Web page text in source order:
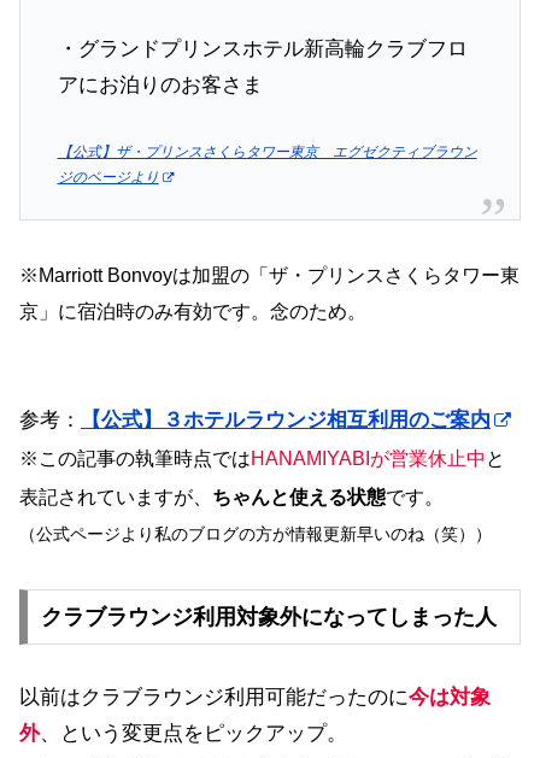
・グランドプリンスホテル新高輪クラブフロ
アにお泊りのお客さま
【公式】ザ・プリンスさくらタワー東京 エグゼクティブラウン
ジのページより
※Marriott Bonvoyは加盟の「ザ・プリンスさくらタワー東
京」に宿泊時のみ有効です。念のため。
参考： 【公式】３ホテルラウンジ相互利用のご案内
※この記事の執筆時点ではHANAMIYABIが営業休止中 と
表記されていますが、 ちゃんと使える状態です。
（公式ページより私のブログの方が情報更新早いのね（笑））
クラブラウンジ利用対象外になってしまった人
以前はクラブラウンジ利用可能だったのに今は対象
外、という変更点をピックアップ。